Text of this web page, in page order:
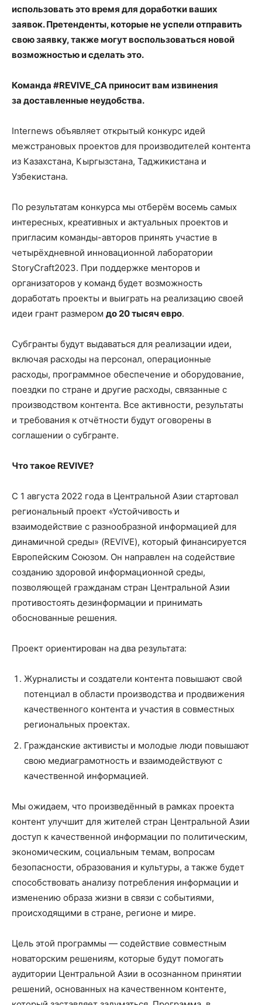
использовать это время для доработки ваших
заявок. Претенденты, которые не успели отправить
свою заявку, также могут воспользоваться новой
возможностью и сделать это.
Команда #REVIVE_CA приносит вам извинения
за доставленные неудобства.
Internews объявляет открытый конкурс идей
межстрановых проектов для производителей контента
из Казахстана, Кыргызстана, Таджикистана и
Узбекистана.
По результатам конкурса мы отберём восемь самых
интересных, креативных и актуальных проектов и
пригласим команды-авторов принять участие в
четырёхдневной инновационной лаборатории
StoryCraft2023. При поддержке менторов и
организаторов у команд будет возможность
доработать проекты и выиграть на реализацию своей
идеи грант размером до 20 тысяч евро.
Субгранты будут выдаваться для реализации идеи,
включая расходы на персонал, операционные
расходы, программное обеспечение и оборудование,
поездки по стране и другие расходы, связанные с
производством контента. Все активности, результаты
и требования к отчётности будут оговорены в
соглашении о субгранте.
Что такое REVIVE?
C 1 августа 2022 года в Центральной Азии стартовал
региональный проект «Устойчивость и
взаимодействие с разнообразной информацией для
динамичной среды» (REVIVE), который финансируется
Европейским Союзом. Он направлен на содействие
созданию здоровой информационной среды,
позволяющей гражданам стран Центральной Азии
противостоять дезинформации и принимать
обоснованные решения.
Проект ориентирован на два результата:
Журналисты и создатели контента повышают свой
потенциал в области производства и продвижения
качественного контента и участия в совместных
региональных проектах.
Гражданские активисты и молодые люди повышают
свою медиаграмотность и взаимодействуют с
качественной информацией.
Мы ожидаем, что произведённый в рамках проекта
контент улучшит для жителей стран Центральной Азии
доступ к качественной информации по политическим,
экономическим, социальным темам, вопросам
безопасности, образования и культуры, а также будет
способствовать анализу потребления информации и
изменению образа жизни в связи с событиями,
происходящими в стране, регионе и мире.
Цель этой программы — содействие совместным
новаторским решениям, которые будут помогать
аудитории Центральной Азии в осознанном принятии
решений, основанных на качественном контенте,